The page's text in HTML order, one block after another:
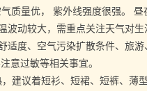
质量优， 紫外线强度很强。 昼
波动较大，需重点关注天气对生
适度、空气污染扩散条件、旅
意过敏等相关事宜。
建议着短衫、短裙、短裤、薄